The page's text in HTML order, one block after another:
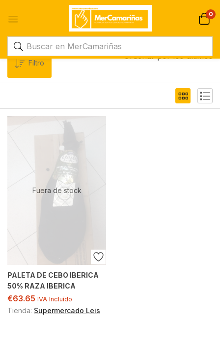
0
Filtro
Ordenar por los últimos
Fuera de stock
PALETA DE CEBO IBERICA
50% RAZA IBERICA
€63.65 IVA Incluído
Tienda: Supermercado Leis